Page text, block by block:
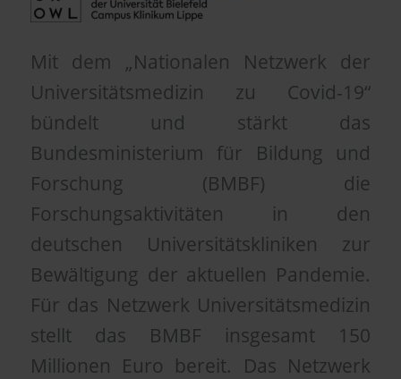
Mit dem „Nationalen Netzwerk der
Universitätsmedizin zu Covid-19“
bündelt und stärkt das
Bundesministerium für Bildung und
Forschung (BMBF) die
Forschungsaktivitäten in den
deutschen Universitätskliniken zur
Bewältigung der aktuellen Pandemie.
Für das Netzwerk Universitätsmedizin
stellt das BMBF insgesamt 150
Millionen Euro bereit. Das Netzwerk